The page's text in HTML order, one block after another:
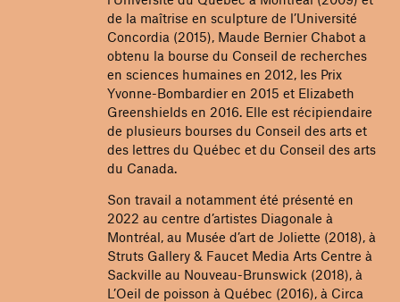
de la maîtrise en sculpture de l’Université
Concordia (2015), Maude Bernier Chabot a
obtenu la bourse du Conseil de recherches
en sciences humaines en 2012, les Prix
Yvonne-Bombardier en 2015 et Elizabeth
Greenshields en 2016. Elle est récipiendaire
de plusieurs bourses du Conseil des arts et
des lettres du Québec et du Conseil des arts
du Canada.
Son travail a notamment été présenté en
2022 au centre d’artistes Diagonale à
Montréal, au Musée d’art de Joliette (2018), à
Struts Gallery & Faucet Media Arts Centre à
Sackville au Nouveau-Brunswick (2018), à
L’Oeil de poisson à Québec (2016), à Circa